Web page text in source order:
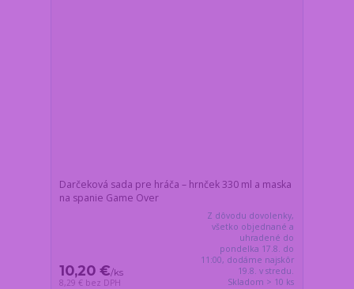
Darčeková sada pre hráča – hrnček 330 ml a maska
na spanie Game Over
10,20 €/ks
8,29 € bez DPH
Z dôvodu dovolenky,
všetko objednané a
uhradené do
pondelka 17.8. do
11:00, dodáme najskôr
19.8. v stredu.
Skladom > 10 ks